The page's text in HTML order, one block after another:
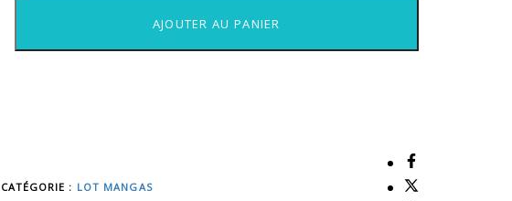
ZETMAN
DU
AJOUTER AU PANIER
CATÉGORIE : LOT MANGAS